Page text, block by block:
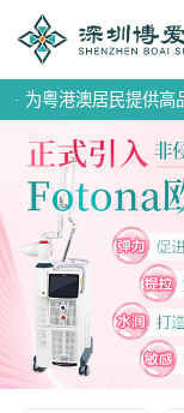
· 为粤港澳居民提供高